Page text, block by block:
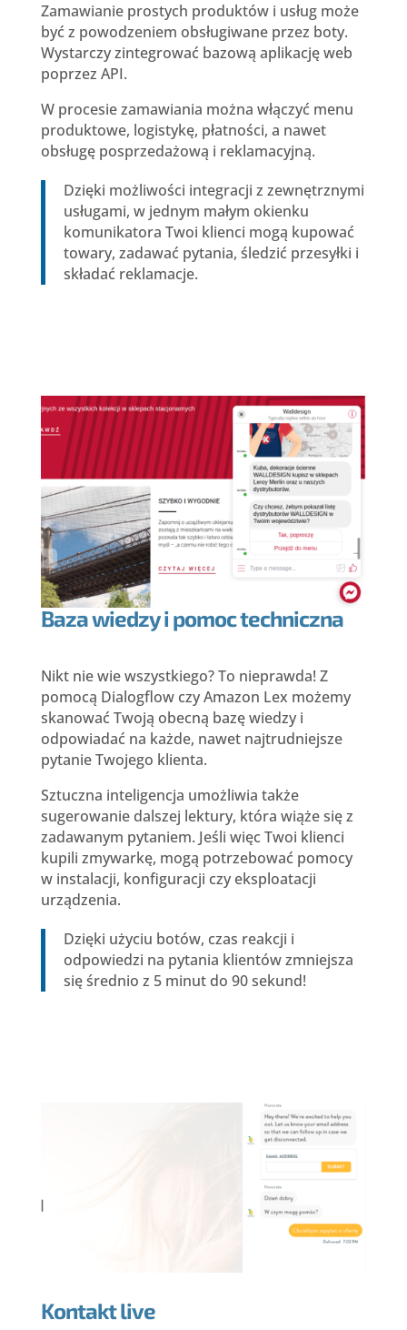
Zamawianie prostych produktów i usług może
być z powodzeniem obsługiwane przez boty.
Wystarczy zintegrować bazową aplikację web
poprzez API.
W procesie zamawiania można włączyć menu
produktowe, logistykę, płatności, a nawet
obsługę posprzedażową i reklamacyjną.
Dzięki możliwości integracji z zewnętrznymi
usługami, w jednym małym okienku
komunikatora Twoi klienci mogą kupować
towary, zadawać pytania, śledzić przesyłki i
składać reklamacje.
Baza wiedzy i pomoc techniczna
Nikt nie wie wszystkiego? To nieprawda! Z
pomocą Dialogflow czy Amazon Lex możemy
skanować Twoją obecną bazę wiedzy i
odpowiadać na każde, nawet najtrudniejsze
pytanie Twojego klienta.
Sztuczna inteligencja umożliwia także
sugerowanie dalszej lektury, która wiąże się z
zadawanym pytaniem. Jeśli więc Twoi klienci
kupili zmywarkę, mogą potrzebować pomocy
w instalacji, konfiguracji czy eksploatacji
urządzenia.
Dzięki użyciu botów, czas reakcji i
odpowiedzi na pytania klientów zmniejsza
się średnio z 5 minut do 90 sekund!
Kontakt live